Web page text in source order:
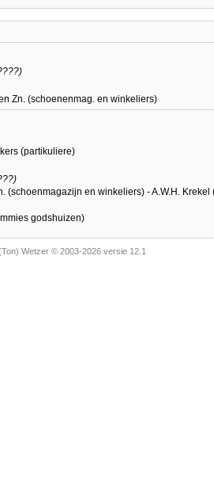
Zn. (schoenenmag. en winkeliers)
(partikuliere)
(schoenmagazijn en winkeliers) - A.W.H.
godshuizen)
Wetzer © 2003-2026 versie 12.1